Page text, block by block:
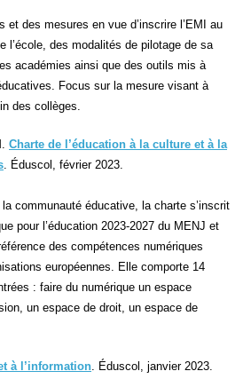
et des mesures en vue d’inscrire l’EMI au
l’école, des modalités de pilotage de sa
académies ainsi que des outils mis à
Focus sur la mesure visant à
des collèges.
Charte de l’éducation à la culture et à la
. Éduscol, février 2023.
la communauté éducative, la charte s’inscrit
pour l’éducation 2023-2027 du MENJ et
des compétences numériques
européennes. Elle comporte 14
: faire du numérique un espace
un espace de droit, un espace de
à l’information Éduscol, janvier 2023.